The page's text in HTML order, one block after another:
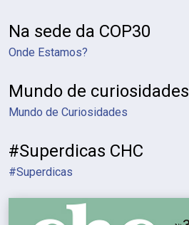
Na sede da COP30
Onde Estamos?
Mundo de curiosidades
Mundo de Curiosidades
#Superdicas CHC
#Superdicas